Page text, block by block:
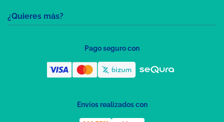
¿Quieres más?
Pago seguro con
Envíos realizados con